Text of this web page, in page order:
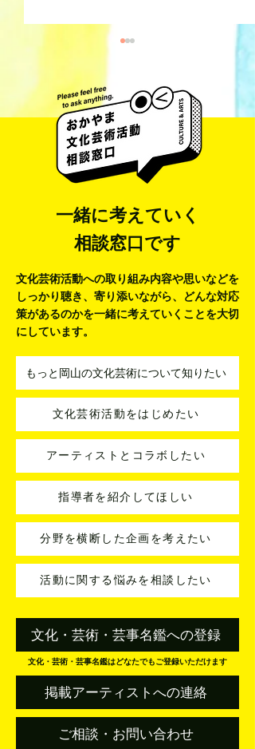
梅田彩香 Ayaka Umeda
文化芸術活動への取り組み内容や思いなどを
しっかり聴き、寄り添いながら、
どんな対応
策があるのかを一緒に考えていくことを大切
にしています。
文化・芸術・芸事名鑑への登録
掲載アーティストへの連絡
ご相談・お問い合わせ
文化・芸術・芸事名鑑はどなたでもご登録いただけます
アーティストとコラボしたい
もっと岡山の文化芸術について知りたい
文化芸術活動をはじめたい
分野を横断した企画を考えたい
活動に関する悩みを相談したい
指導者を紹介してほしい
一緒に考えていく
相談窓口です